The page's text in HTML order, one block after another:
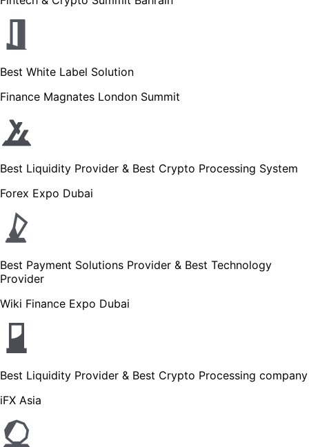
Best White Label Solution
Finance Magnates London Summit
Best Liquidity Provider & Best Crypto Processing System
Forex Expo Dubai
Best Payment Solutions Provider & Best Technology
Provider
Wiki Finance Expo Dubai
Best Liquidity Provider & Best Crypto Processing company
iFX Asia